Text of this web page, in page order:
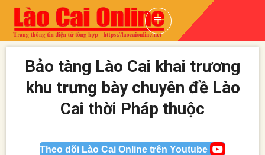
Skip
content
Bảo tàng Lào Cai khai trương
khu trưng bày chuyên đề Lào
Cai thời Pháp thuộc
Theo dõi Lào Cai Online trên Youtube